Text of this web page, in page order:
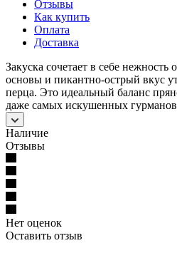
Отзывы
Как купить
Оплата
Доставка
Закуска сочетает в себе
основы и пикантно-острый вкус
перца. Это идеальный баланс
даже самых искушенных
Наличие
Отзывы
Нет оценок
Оставить отзыв